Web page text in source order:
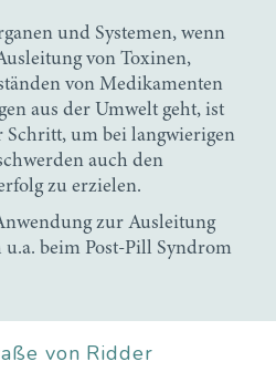
und Systemen, wenn
von Toxinen,
von Medikamenten
aus der Umwelt geht, ist
um bei langwierigen
auch den
zu erzielen.
zur Ausleitung
beim Post-Pill Syndrom
von Ridder